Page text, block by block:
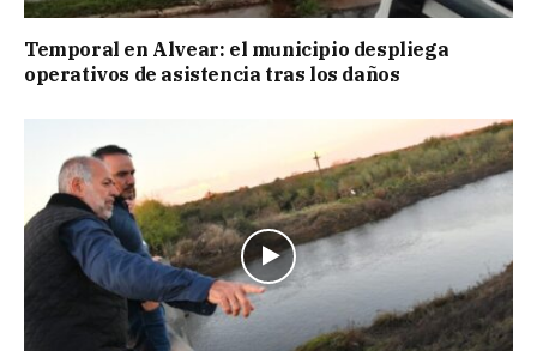
Temporal en Alvear: el municipio despliega
operativos de asistencia tras los daños